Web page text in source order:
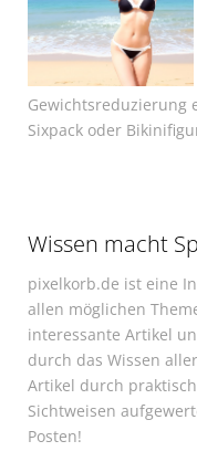
Gewichtsreduzierung
Sixpack oder
Wissen macht
pixelkorb.de ist eine
allen möglichen
interessante Artikel
durch das Wissen
Artikel durch
Sichtweisen
Posten!